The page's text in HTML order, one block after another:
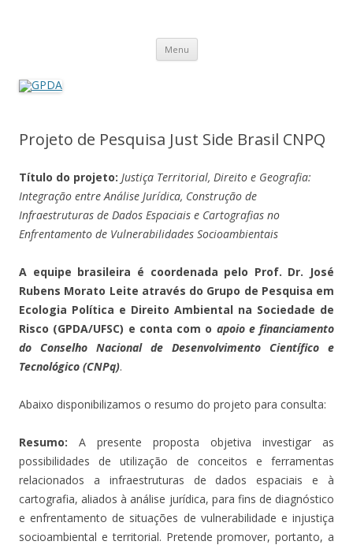
Menu Pular
o
Projeto de Pesquisa Just Side Brasil CNPQ
Título do projeto: Justiça Territorial, Direito e Geografia:
Integração entre Análise Jurídica, Construção de
Infraestruturas de Dados Espaciais e Cartografias no
Enfrentamento de Vulnerabilidades Socioambientais
A equipe brasileira é coordenada pelo Prof. Dr. José
Rubens Morato Leite através do Grupo de Pesquisa em
Ecologia Política e Direito Ambiental na Sociedade de
Risco (GPDA/UFSC) e conta com o apoio e financiamento
do Conselho Nacional de Desenvolvimento Científico e
Tecnológico (CNPq).
Abaixo disponibilizamos o resumo do projeto para consulta:
Resumo: A presente proposta objetiva investigar as
possibilidades de utilização de conceitos e ferramentas
relacionados a infraestruturas de dados espaciais e à
cartografia, aliados à análise jurídica, para fins de diagnóstico
e enfrentamento de situações de vulnerabilidade e injustiça
socioambiental e territorial. Pretende promover, portanto, a